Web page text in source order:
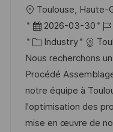
L
o
c
a
t
i
o
n
Toulouse, Haute-
P
o
s
t
e
d
D
2026-03-30
J
o
b
I
d
C
a
t
e
g
o
Industry
Nous recherchons
Procédé
notre équipe à
l'optimisation des
mise en œuvre de